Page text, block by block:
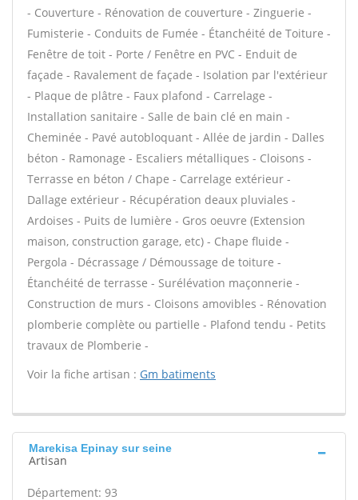
- Couverture - Rénovation de couverture - Zinguerie -
Fumisterie - Conduits de Fumée - Étanchéité de Toiture -
Fenêtre de toit - Porte / Fenêtre en PVC - Enduit de
façade - Ravalement de façade - Isolation par l'extérieur
- Plaque de plâtre - Faux plafond - Carrelage -
Installation sanitaire - Salle de bain clé en main -
Cheminée - Pavé autobloquant - Allée de jardin - Dalles
béton - Ramonage - Escaliers métalliques - Cloisons -
Terrasse en béton / Chape - Carrelage extérieur -
Dallage extérieur - Récupération deaux pluviales -
Ardoises - Puits de lumière - Gros oeuvre (Extension
maison, construction garage, etc) - Chape fluide -
Pergola - Décrassage / Démoussage de toiture -
Étanchéité de terrasse - Surélévation maçonnerie -
Construction de murs - Cloisons amovibles - Rénovation
plomberie complète ou partielle - Plafond tendu - Petits
travaux de Plomberie -
Voir la fiche artisan : Gm batiments
Marekisa Epinay sur seine
Artisan
Département: 93